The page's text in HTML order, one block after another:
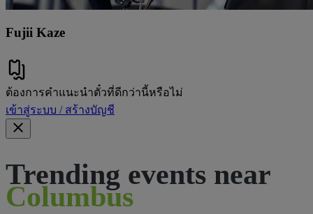
Fujii Kaze
ต้องการคําแนะนําตั๋วที่ดีกว่านี้หรือไม่
เข้าสู่ระบบ / สร้างบัญชี
Trending events near
Columbus